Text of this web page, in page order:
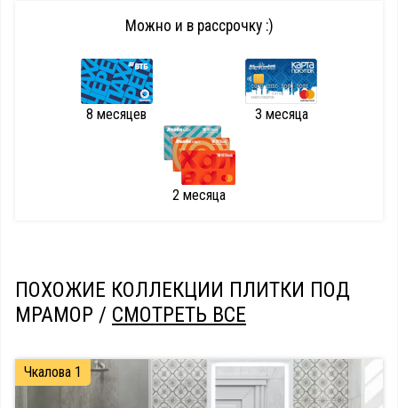
Можно и в рассрочку :)
8 месяцев 3 месяца
2 месяца
ПОХОЖИЕ КОЛЛЕКЦИИ ПЛИТКИ ПОД
МРАМОР / СМОТРЕТЬ ВСЕ
Чкалова 1